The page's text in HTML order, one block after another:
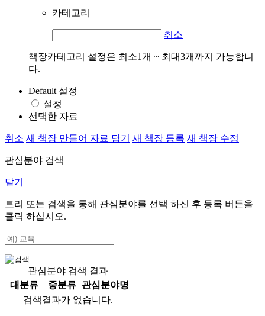
카테고리
취소
책장카테고리 설정은 최소1개 ~ 최대3개까지 가능합니
다.
Default 설정
설정
선택한 자료
취소 새 책장 만들어 자료 담기 새 책장 등록 새 책장 수정
관심분야 검색
닫기
트리 또는 검색을 통해 관심분야를 선택 하신 후 등록 버튼을
클릭 하십시오.
관심분야 검색 결과
대분류
중분류
관심분야명
검색결과가 없습니다.